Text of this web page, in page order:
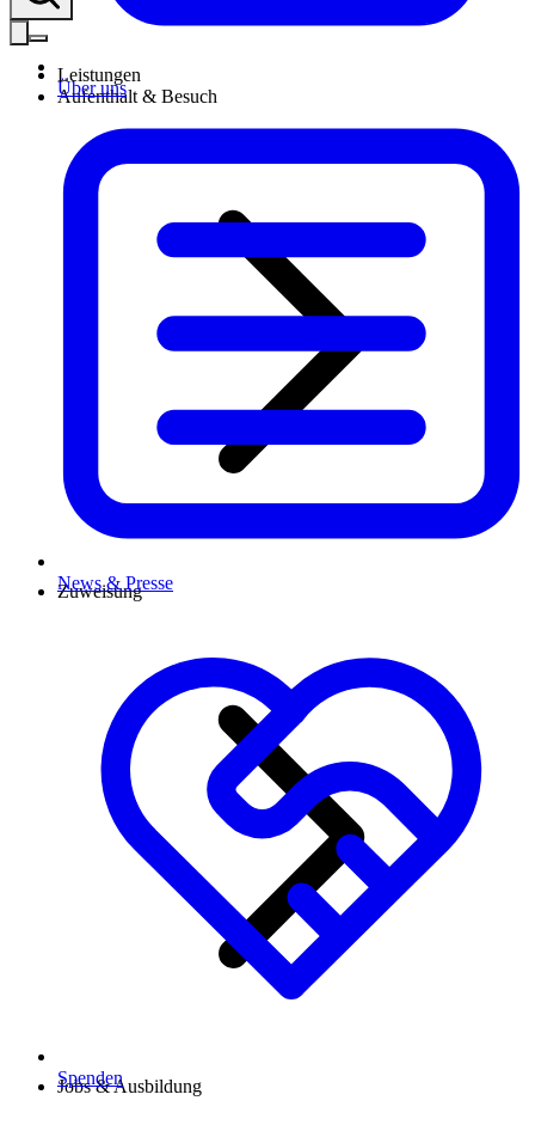
Über uns
News & Presse
Spenden
Leistungen
Aufenthalt & Besuch
Zuweisung
Jobs & Ausbildung